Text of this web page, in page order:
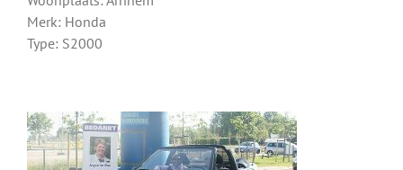
Merk: Honda
Type: S2000